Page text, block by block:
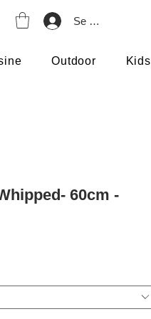
Se connecter
Outdoor Kids
60cm -